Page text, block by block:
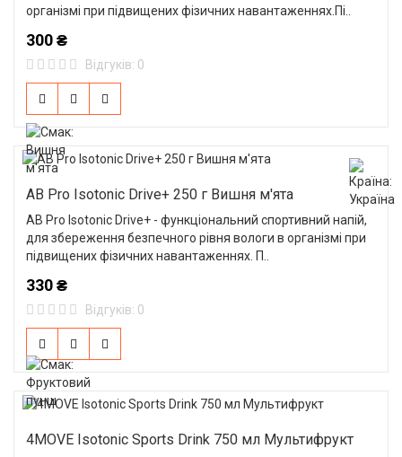
організмі при підвищених фізичних навантаженнях.Пі..
300 ₴
Відгуків: 0
AB Pro Isotonic Drive+ 250 г Вишня м'ята
AB Pro Isotonic Drive+ - функціональний спортивний напій,
для збереження безпечного рівня вологи в організмі при
підвищених фізичних навантаженнях. П..
330 ₴
Відгуків: 0
4MOVE Isotonic Sports Drink 750 мл Мультифрукт